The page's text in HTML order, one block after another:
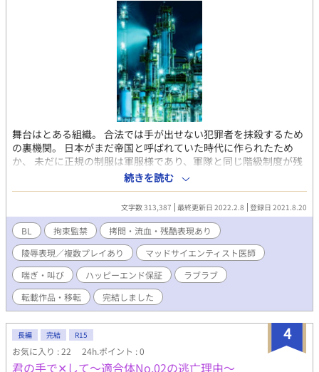
舞台はとある組織。 合法では手が出せない犯罪者を抹殺するため
の裏機関。 日本がまだ帝国と呼ばれていた時代に作られたため
か、 未だに正規の制服は軍服様であり、軍隊と同じ階級制度が残
る。 ナンバーワンと呼ばれる一人をトップに、ナンバーツーは五
人。 以下、人数、氏名等は一切公表されていない。 特に優れた者
だけが選抜され、その存在も極秘扱い。 ＊＊ そんな舞台で出会っ
た男達の物語です。 作中、SMや拷問等の描写があります。苦手な
方はご遠慮ください。 ブログからの転載の為、短文、視覚的要素
を含む段落構成になっています。 愉しんでいただければ幸いで
す。
続きを読む
文字数 313,387 最終更新日 2022.2.8 登録日 2021.8.20
BL 拘束監禁
拷問・流血・残酷表現あり
陵辱表現／複数プレイあり
マッドサイエンティスト医師
喘ぎ・叫び
ハッピーエンド保証
ラブラブ
転載作品・移転
完結しました
4
長編 完結 R15
お気に入り : 22 24h.ポイント : 0
君の手で‪‪✕‬して～適合体No.02の逃亡理由～